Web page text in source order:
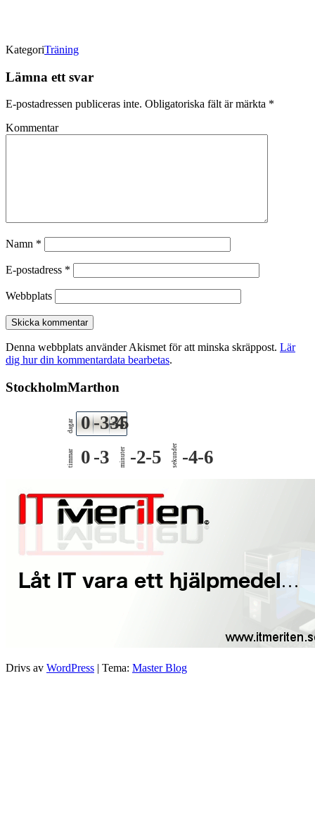
KategoriTräning
Lämna ett svar
E-postadressen publiceras inte. Obligatoriska fält är märkta *
Kommentar
Namn *
E-postadress *
Webbplats
Denna webbplats använder Akismet för att minska skräppost. Lär
dig hur din kommentardata bearbetas.
StockholmMarthon
dagar 0-335
-4
timmar 0 -3 minuter -2-5 sekunder -4-6
Drivs av WordPress | Tema: Master Blog